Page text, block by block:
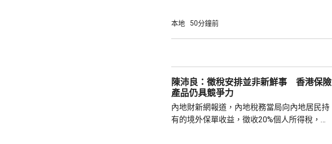
公署發現，流動圖書館不時暫停服務，且各公
流動圖書館的服務時間及停泊位置，未能切合
市民需要，亦要求增設自助圖書...
本地 50分鐘前
陳沛良：徵稅安排並非新鮮事 香港保險
產品仍具競爭力
內地財新網報道，內地稅務當局向內地居民持
有的境外保單收益，徵收20%個人所得稅，涉